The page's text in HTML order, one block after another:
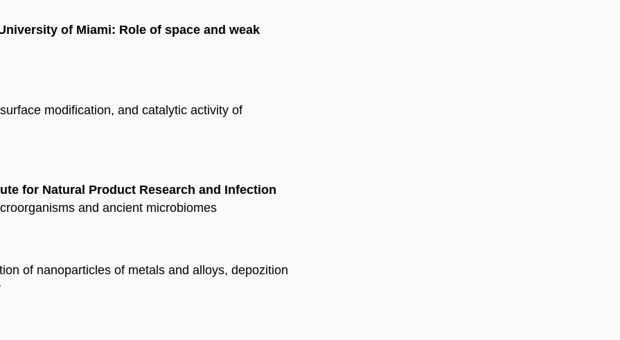
of Miami: Role of space and weak
modification, and catalytic activity of
for Natural Product Research and Infection
and ancient microbiomes
of nanoparticles of metals and alloys, depozition